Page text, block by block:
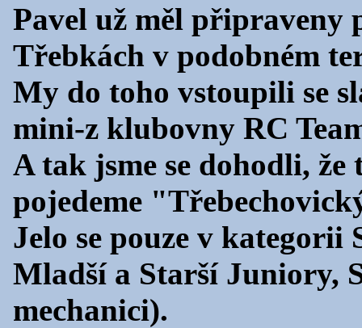
Pavel už měl připraveny
Třebkách v podobném
My do toho vstoupili se
mini-z klubovny RC
A tak jsme se dohodli, že
pojedeme
Jelo se pouze v
Mladší a Starší Juniory,
mechanici).